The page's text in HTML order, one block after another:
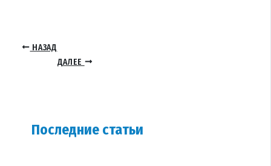
НАЗАД
ДАЛЕЕ
Последние статьи